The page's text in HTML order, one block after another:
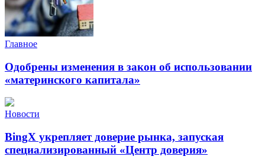
Главное
Одобрены изменения в закон об использовании
«материнского капитала»
Новости
BingX укрепляет доверие рынка, запуская
специализированный «Центр доверия»